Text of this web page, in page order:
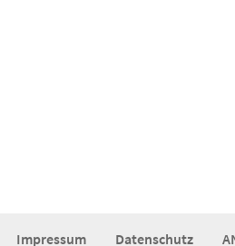
Impressum Datenschutz